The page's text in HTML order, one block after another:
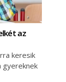
az
keresik
gyereknek